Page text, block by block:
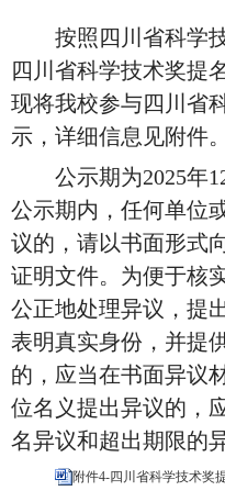
按照 四川省科学
四川省科学技术奖提
现将我校参与四川省
示 ，详细信息见附件。
公示期为2025年
公示期内，任何单位
议的，请以书面形式
证明文件。为便于核
公正地处理异议，提
表明真实身份，并提
的，应当在书面异议
位名义提出异议的，
名异议和超出期限的
附件4-四川省科学技术奖